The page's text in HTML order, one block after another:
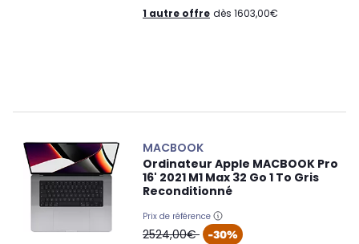
1 autre offre dès 1603,00€
MACBOOK
Ordinateur Apple MACBOOK Pro
16' 2021 M1 Max 32 Go 1 To Gris
Reconditionné
Prix de référence
oldPrice
2524,00€ -30%